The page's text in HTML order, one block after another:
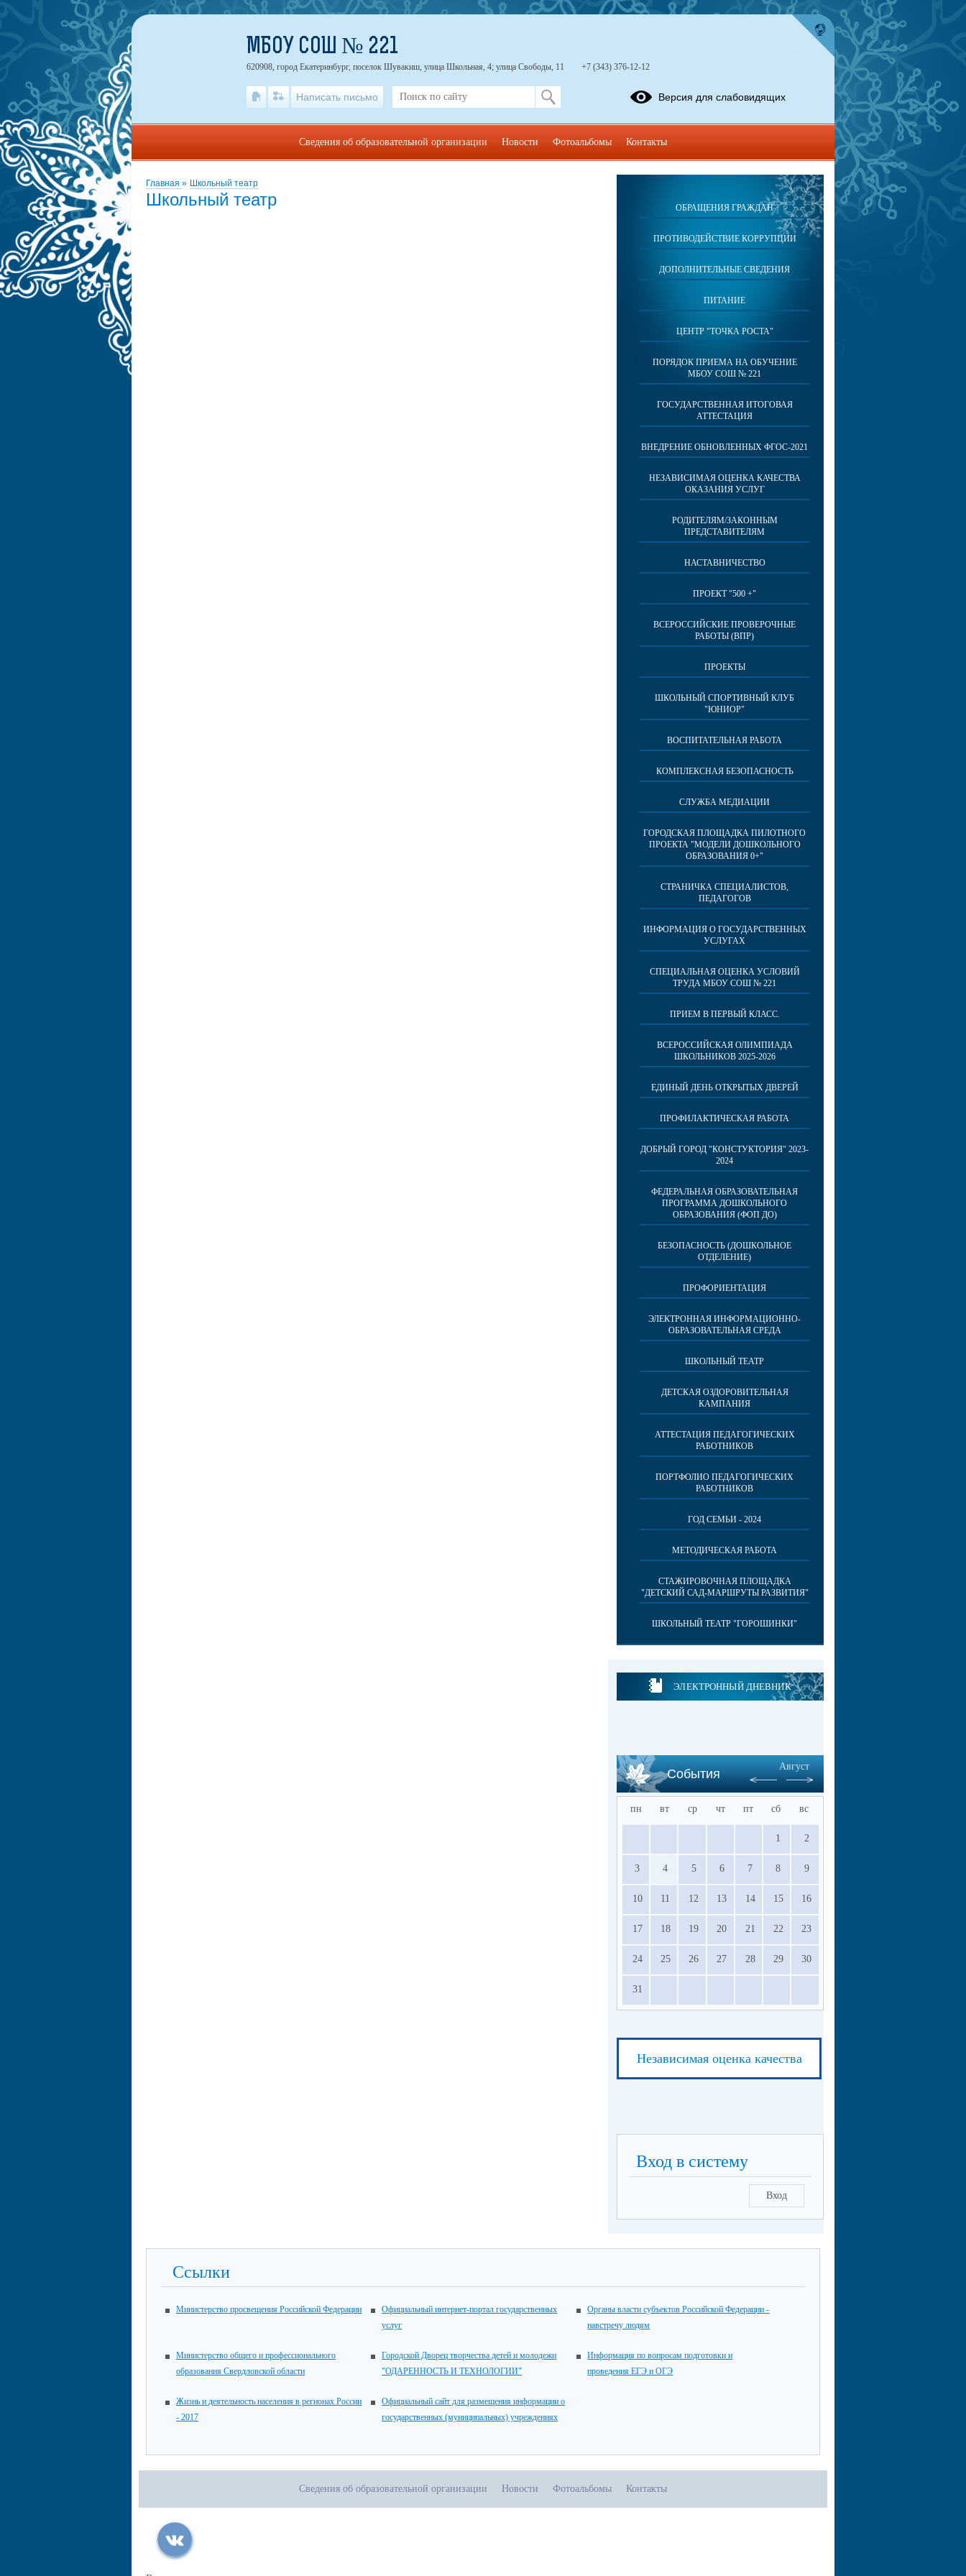
Главная » Школьный театр
Школьный театр ОБРАЩЕНИЯ ГРАЖДАН
ПРОТИВОДЕЙСТВИЕ КОРРУПЦИИ
ДОПОЛНИТЕЛЬНЫЕ СВЕДЕНИЯ
ПИТАНИЕ
ЦЕНТР "ТОЧКА РОСТА"
ПОРЯДОК ПРИЕМА НА ОБУЧЕНИЕ
МБОУ СОШ № 221
ГОСУДАРСТВЕННАЯ ИТОГОВАЯ
АТТЕСТАЦИЯ
ВНЕДРЕНИЕ ОБНОВЛЕННЫХ ФГОС-2021
НЕЗАВИСИМАЯ ОЦЕНКА КАЧЕСТВА
ОКАЗАНИЯ УСЛУГ
РОДИТЕЛЯМ/ЗАКОННЫМ
ПРЕДСТАВИТЕЛЯМ
НАСТАВНИЧЕСТВО
ПРОЕКТ "500 +"
ВСЕРОССИЙСКИЕ ПРОВЕРОЧНЫЕ
РАБОТЫ (ВПР)
ПРОЕКТЫ
ШКОЛЬНЫЙ СПОРТИВНЫЙ КЛУБ
"ЮНИОР"
ВОСПИТАТЕЛЬНАЯ РАБОТА
КОМПЛЕКСНАЯ БЕЗОПАСНОСТЬ
СЛУЖБА МЕДИАЦИИ
ГОРОДСКАЯ ПЛОЩАДКА ПИЛОТНОГО
ПРОЕКТА "МОДЕЛИ ДОШКОЛЬНОГО
ОБРАЗОВАНИЯ 0+"
СТРАНИЧКА СПЕЦИАЛИСТОВ,
ПЕДАГОГОВ
ИНФОРМАЦИЯ О ГОСУДАРСТВЕННЫХ
УСЛУГАХ
СПЕЦИАЛЬНАЯ ОЦЕНКА УСЛОВИЙ
ТРУДА МБОУ СОШ № 221
ПРИЕМ В ПЕРВЫЙ КЛАСС.
ВСЕРОССИЙСКАЯ ОЛИМПИАДА
ШКОЛЬНИКОВ 2025-2026
ЕДИНЫЙ ДЕНЬ ОТКРЫТЫХ ДВЕРЕЙ
ПРОФИЛАКТИЧЕСКАЯ РАБОТА
ДОБРЫЙ ГОРОД "КОНСТУКТОРИЯ" 2023-
2024
ФЕДЕРАЛЬНАЯ ОБРАЗОВАТЕЛЬНАЯ
ПРОГРАММА ДОШКОЛЬНОГО
ОБРАЗОВАНИЯ (ФОП ДО)
БЕЗОПАСНОСТЬ (ДОШКОЛЬНОЕ
ОТДЕЛЕНИЕ)
ПРОФОРИЕНТАЦИЯ
ЭЛЕКТРОННАЯ ИНФОРМАЦИОННО-
ОБРАЗОВАТЕЛЬНАЯ СРЕДА
ШКОЛЬНЫЙ ТЕАТР
ДЕТСКАЯ ОЗДОРОВИТЕЛЬНАЯ
КАМПАНИЯ
АТТЕСТАЦИЯ ПЕДАГОГИЧЕСКИХ
РАБОТНИКОВ
ПОРТФОЛИО ПЕДАГОГИЧЕСКИХ
РАБОТНИКОВ
ГОД СЕМЬИ - 2024
МЕТОДИЧЕСКАЯ РАБОТА
СТАЖИРОВОЧНАЯ ПЛОЩАДКА
"ДЕТСКИЙ САД-МАРШРУТЫ РАЗВИТИЯ"
ШКОЛЬНЫЙ ТЕАТР "ГОРОШИНКИ"
ЭЛЕКТРОННЫЙ ДНЕВНИК
События
Август
пн вт ср чт пт сб вс
1 2
3 4 5 6 7 8 9
10 11 12 13 14 15 16
17 18 19 20 21 22 23
24 25 26 27 28 29 30
31
Независимая оценка качества
Вход в систему
Вход
Ссылки
Министерство просвещения Российской Федерации
Официальный интернет-портал государственных
услуг
Органы власти субъектов Российской Федерации -
навстречу людям
Министерство общего и профессионального
образования Свердловской области
Городской Дворец творчества детей и молодежи
"ОДАРЕННОСТЬ И ТЕХНОЛОГИИ"
Информация по вопросам подготовки и
проведения ЕГЭ и ОГЭ
Жизнь и деятельность населения в регионах России
- 2017
Официальный сайт для размещения информации о
государственных (муниципальных) учреждениях
МБОУ СОШ № 221
620908, город Екатеринбург, поселок Шувакиш, улица Школьная, 4; улица Свободы, 11 +7 (343) 376-12-12
Написать письмо Версия для слабовидящих
Сведения об образовательной организации Новости Фотоальбомы Контакты
Сведения об образовательной организации Новости Фотоальбомы Контакты